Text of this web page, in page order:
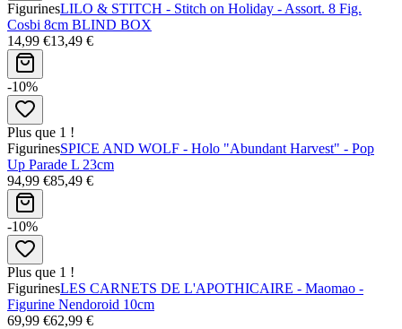
FigurinesLILO & STITCH - Stitch on Holiday - Assort. 8 Fig.
Cosbi 8cm BLIND BOX
14,99 €13,49 €
-10%
Plus que 1 !
FigurinesSPICE AND WOLF - Holo "Abundant Harvest" - Pop
Up Parade L 23cm
94,99 €85,49 €
-10%
Plus que 1 !
FigurinesLES CARNETS DE L'APOTHICAIRE - Maomao -
Figurine Nendoroid 10cm
69,99 €62,99 €